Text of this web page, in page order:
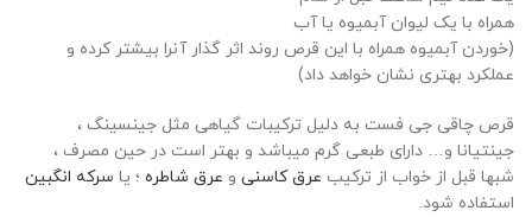
همراه با یک لیوان آبمیوه یا آب
(خوردن آبمیوه همراه با این قرص روند اثر گذار آنرا بیشتر کرده و
عملکرد بهتری نشان خواهد داد)
قرص چاقی جی فست به دلیل ترکیبات گیاهی مثل جینسینگ ،
جینتیانا و… دارای طبعی گرم میباشد و بهتر است در حین مصرف ،
شبها قبل از خواب از ترکیب عرق کاسنی و عرق شاطره ؛ یا سرکه انگبین
استفاده شود.